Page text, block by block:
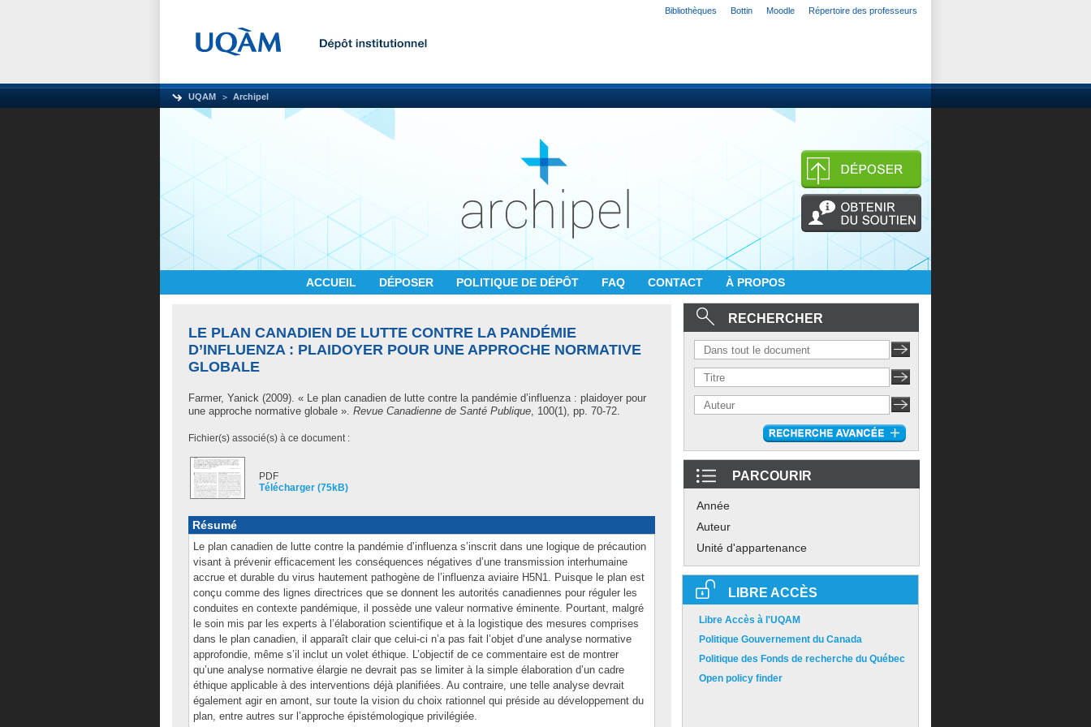
Bibliothèques Bottin Moodle Répertoire des professeurs
UQAM Archipel
ACCUEIL DÉPOSER POLITIQUE DE DÉPÔT FAQ CONTACT À PROPOS
LE PLAN CANADIEN DE LUTTE CONTRE LA PANDÉMIE
D’INFLUENZA : PLAIDOYER POUR UNE APPROCHE NORMATIVE
GLOBALE
Farmer, Yanick (2009). « Le plan canadien de lutte contre la pandémie d’influenza : plaidoyer pour
une approche normative globale ». Revue Canadienne de Santé Publique, 100(1), pp. 70-72.
Fichier(s) associé(s) à ce document :
PDF
Télécharger (75kB)
Résumé
Le plan canadien de lutte contre la pandémie d’influenza s’inscrit dans une logique de précaution
visant à prévenir efficacement les conséquences négatives d’une transmission interhumaine
accrue et durable du virus hautement pathogène de l’influenza aviaire H5N1. Puisque le plan est
conçu comme des lignes directrices que se donnent les autorités canadiennes pour réguler les
conduites en contexte pandémique, il possède une valeur normative éminente. Pourtant, malgré
le soin mis par les experts à l’élaboration scientifique et à la logistique des mesures comprises
dans le plan canadien, il apparaît clair que celui-ci n’a pas fait l’objet d’une analyse normative
approfondie, même s’il inclut un volet éthique. L’objectif de ce commentaire est de montrer
qu’une analyse normative élargie ne devrait pas se limiter à la simple élaboration d’un cadre
éthique applicable à des interventions déjà planifiées. Au contraire, une telle analyse devrait
également agir en amont, sur toute la vision du choix rationnel qui préside au développement du
plan, entre autres sur l’approche épistémologique privilégiée.
RECHERCHER
PARCOURIR
Année
Auteur
Unité d'appartenance
LIBRE ACCÈS
Libre Accès à l'UQAM
Politique Gouvernement du Canada
Politique des Fonds de recherche du Québec
Open policy finder